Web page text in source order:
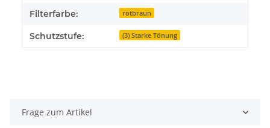
Filterfarbe: rotbraun
Schutzstufe: (3) Starke Tönung
Frage zum Artikel